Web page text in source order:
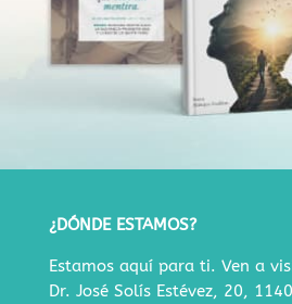
¿DÓNDE ESTAMOS?
Estamos aquí para ti. Ven a
Dr. José Solís Estévez, 20,